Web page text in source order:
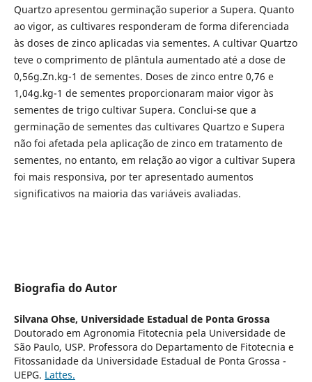
Quartzo apresentou germinação superior a Supera. Quanto
ao vigor, as cultivares responderam de forma diferenciada
às doses de zinco aplicadas via sementes. A cultivar Quartzo
teve o comprimento de plântula aumentado até a dose de
0,56g.Zn.kg-1 de sementes. Doses de zinco entre 0,76 e
1,04g.kg-1 de sementes proporcionaram maior vigor às
sementes de trigo cultivar Supera. Conclui-se que a
germinação de sementes das cultivares Quartzo e Supera
não foi afetada pela aplicação de zinco em tratamento de
sementes, no entanto, em relação ao vigor a cultivar Supera
foi mais responsiva, por ter apresentado aumentos
significativos na maioria das variáveis avaliadas.
Biografia do Autor
Silvana Ohse, Universidade Estadual de Ponta Grossa
Doutorado em Agronomia Fitotecnia pela Universidade de
São Paulo, USP. Professora do Departamento de Fitotecnia e
Fitossanidade da Universidade Estadual de Ponta Grossa -
UEPG. Lattes.